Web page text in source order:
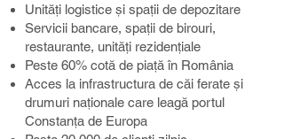
Unități logistice și spații de depozitare​
Servicii bancare, spații de birouri,
restaurante, unități rezidențiale​
Peste 60% cotă de piață în România​
Acces la infrastructura de căi ferate și
drumuri naționale care leagă portul
Constanța de Europa​